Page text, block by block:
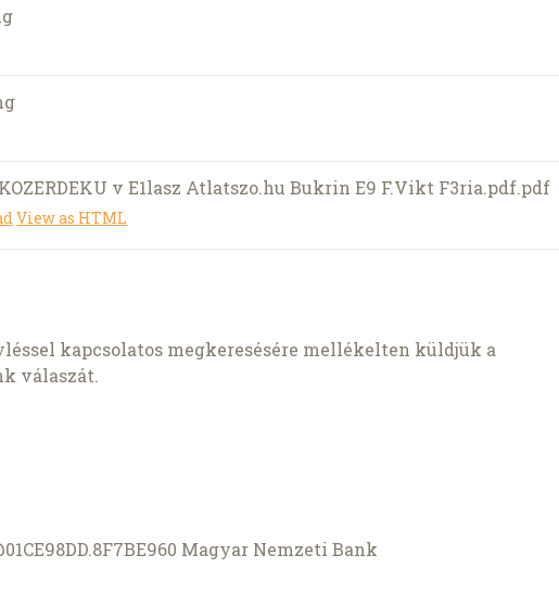
KOZERDEKU v E1lasz Atlatszo.hu Bukrin E9 F.Vikt F3ria.pdf.pdf
View as HTML
kapcsolatos megkeresésére mellékelten küldjük a
válaszát.
Magyar Nemzeti Bank